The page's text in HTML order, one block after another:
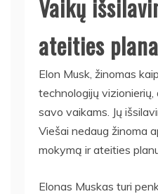
Vaikų
ateities
Elon Musk, žinomas
technologijų vizionierių,
savo vaikams. Jų
Viešai nedaug žinoma
mokymą ir ateities
Elonas Muskas turi